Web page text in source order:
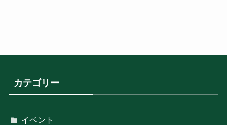
カテゴリー
イベント